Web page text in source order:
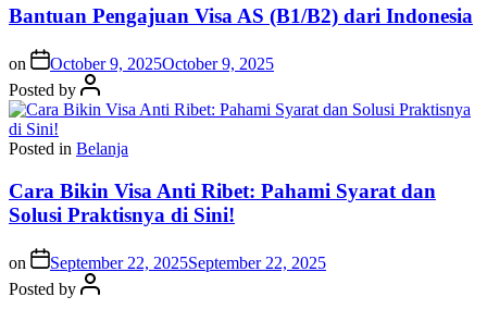
Bantuan Pengajuan Visa AS (B1/B2) dari Indonesia
on October 9, 2025October 9, 2025
Posted by
Posted in Belanja
Cara Bikin Visa Anti Ribet: Pahami Syarat dan
Solusi Praktisnya di Sini!
on September 22, 2025September 22, 2025
Posted by